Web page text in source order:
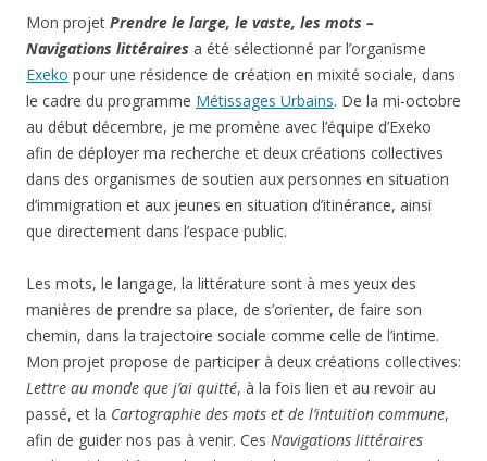
Mon projet Prendre le large, le vaste, les mots –
Navigations littéraires a été sélectionné par l’organisme
Exeko pour une résidence de création en mixité sociale, dans
le cadre du programme Métissages Urbains. De la mi-octobre
au début décembre, je me promène avec l’équipe d’Exeko
afin de déployer ma recherche et deux créations collectives
dans des organismes de soutien aux personnes en situation
d’immigration et aux jeunes en situation d’itinérance, ainsi
que directement dans l’espace public.
Les mots, le langage, la littérature sont à mes yeux des
manières de prendre sa place, de s’orienter, de faire son
chemin, dans la trajectoire sociale comme celle de l’intime.
Mon projet propose de participer à deux créations collectives:
Lettre au monde que j’ai quitté, à la fois lien et au revoir au
passé, et la Cartographie des mots et de l’intuition commune,
afin de guider nos pas à venir. Ces Navigations littéraires